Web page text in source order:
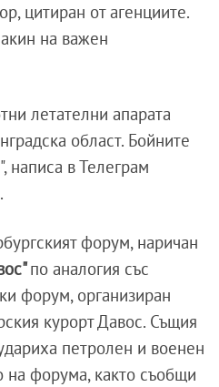
цитиран от агенциите.
на важен
летателни апарата
област. Бойните
написа в Телеграм
форум, наричан
по аналогия със
форум, организиран
курорт Давос. Същия
петролен и военен
на форума, както съобщи